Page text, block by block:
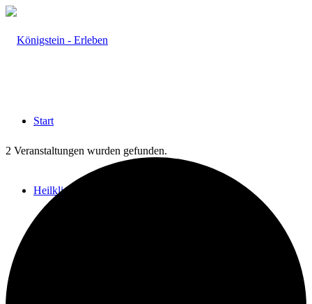
Start
Heilklima
2 Veranstaltungen wurden gefunden.